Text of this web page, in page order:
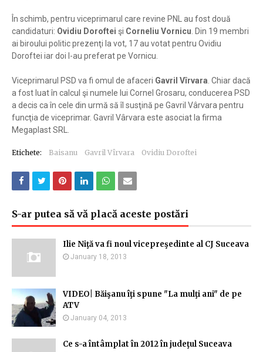
În schimb, pentru viceprimarul care revine PNL au fost două
candidaturi: Ovidiu Doroftei şi Corneliu Vornicu. Din 19 membri
ai biroului politic prezenţi la vot, 17 au votat pentru Ovidiu
Doroftei iar doi l-au preferat pe Vornicu.
Viceprimarul PSD va fi omul de afaceri Gavril Vîrvara. Chiar dacă
a fost luat în calcul şi numele lui Cornel Grosaru, conducerea PSD
a decis ca în cele din urmă să îl susţină pe Gavril Vârvara pentru
funcţia de viceprimar. Gavril Vârvara este asociat la firma
Megaplast SRL.
Etichete: Baisanu Gavril Vîrvara Ovidiu Doroftei
S-ar putea să vă placă aceste postări
Ilie Niţă va fi noul vicepreşedinte al CJ Suceava
January 18, 2013
VIDEO| Băişanu îţi spune "La mulţi ani" de pe
ATV
January 04, 2013
Ce s-a întâmplat în 2012 în judeţul Suceava